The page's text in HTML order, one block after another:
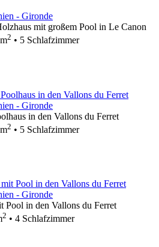
- Gironde
mit großem Pool in Le Canon
2 • 5 Schlafzimmer
- Gironde
in den Vallons du Ferret
2 • 5 Schlafzimmer
- Gironde
Pool in den Vallons du Ferret
2 • 4 Schlafzimmer